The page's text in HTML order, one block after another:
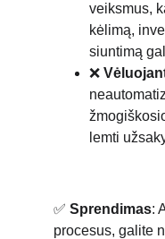
veiksmus,
kėlimą,
siuntimą
❌
lemti
✅ Sprendimas:
procesus, galite